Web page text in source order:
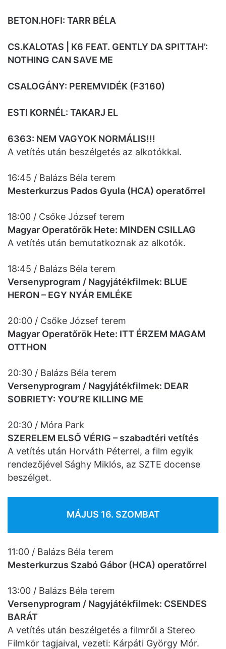
BETON.HOFI: TARR BÉLA
CS.KALOTAS | K6 FEAT. GENTLY DA SPITTAH’:
NOTHING CAN SAVE ME
CSALOGÁNY: PEREMVIDÉK (F3160)
ESTI KORNÉL: TAKARJ EL
6363: NEM VAGYOK NORMÁLIS!!!
A vetítés után beszélgetés az alkotókkal.
16:45 / Balázs Béla terem
Mesterkurzus Pados Gyula (HCA) operatőrrel
18:00 / Csőke József terem
Magyar Operatőrök Hete: MINDEN CSILLAG
A vetítés után bemutatkoznak az alkotók.
18:45 / Balázs Béla terem
Versenyprogram / Nagyjátékfilmek: BLUE
HERON – EGY NYÁR EMLÉKE
20:00 / Csőke József terem
Magyar Operatőrök Hete: ITT ÉRZEM MAGAM
OTTHON
20:30 / Balázs Béla terem
Versenyprogram / Nagyjátékfilmek: DEAR
SOBRIETY: YOU’RE KILLING ME
20:30 / Móra Park
SZERELEM ELSŐ VÉRIG – szabadtéri vetítés
A vetítés után Horváth Péterrel, a film egyik
rendezőjével Sághy Miklós, az SZTE docense
beszélget.
MÁJUS 16. SZOMBAT
11:00 / Balázs Béla terem
Mesterkurzus Szabó Gábor (HCA) operatőrrel
13:00 / Balázs Béla terem
Versenyprogram / Nagyjátékfilmek: CSENDES
BARÁT
A vetítés után beszélgetés a filmről a Stereo
Filmkör tagjaival, vezeti: Kárpáti György Mór.